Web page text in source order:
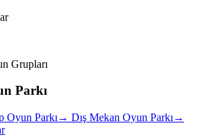
Grupları
Parkı
Oyun Parkı → Dış Mekan Oyun Parkı →